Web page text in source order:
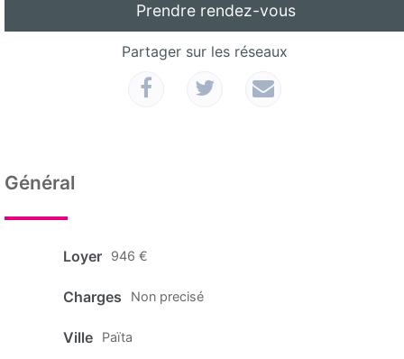
Prendre rendez-vous
Partager sur les réseaux
Général
Loyer 946 €
Charges Non precisé
Ville Païta